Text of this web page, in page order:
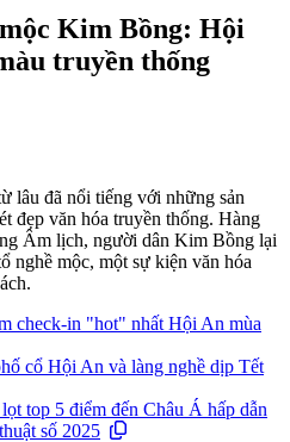
Kim Bồng: Hội
truyền thống
lâu đã nổi tiếng với những sản
đẹp văn hóa truyền thống. Hàng
Âm lịch, người dân Kim Bồng lại
nghề mộc, một sự kiện văn hóa
check-in "hot" nhất Hội An mùa
cổ Hội An và làng nghề dịp Tết
top 5 điểm đến Châu Á hấp dẫn
số 2025